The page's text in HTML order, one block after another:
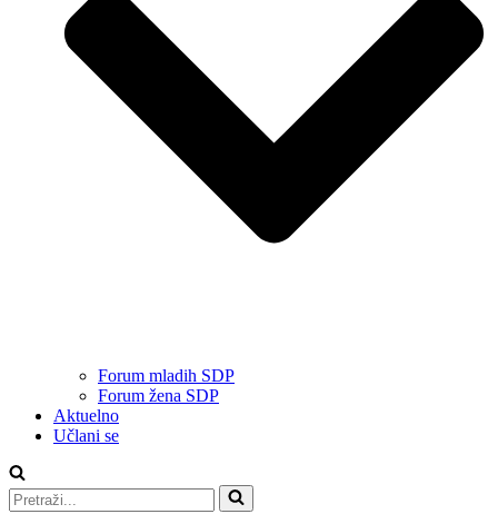
Forum mladih SDP
Forum žena SDP
Aktuelno
Učlani se
Search
for...